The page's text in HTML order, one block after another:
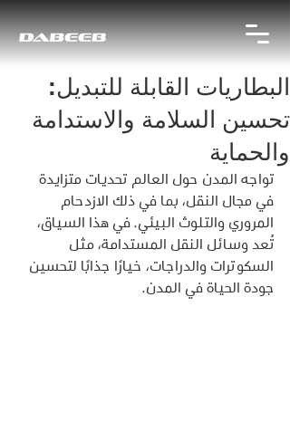
البطاريات القابلة للتبديل:
تحسين السلامة والاستدامة
والحماية
تواجه المدن حول العالم تحديات متزايدة
في مجال النقل، بما في ذلك الازدحام
المروري والتلوث البيئي. في هذا السياق،
تُعد وسائل النقل المستدامة، مثل
السكوترات والدراجات، خيارًا جذابًا لتحسين
جودة الحياة في المدن.